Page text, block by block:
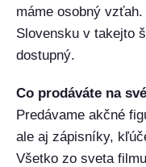
máme osobný
Slovensku v takejto
dostupný.
Co prodáváte na
Predávame akčné
ale aj zápisníky,
Všetko zo sveta